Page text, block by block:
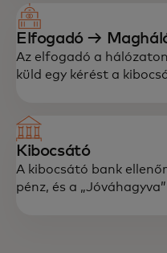
Elfogadó →
Az elfogadó a
küld egy kérést a
Kibocsátó
A kibocsátó bank
pénz, és a